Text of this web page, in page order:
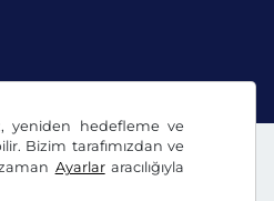
yeniden hedefleme ve
Bizim tarafımızdan ve
Ayarlararacılığıyla